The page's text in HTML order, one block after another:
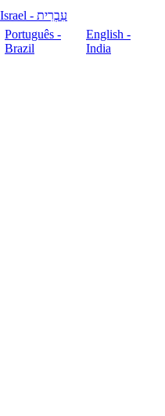
עִבְרִית - Israel
Português -
Brazil
English -
India